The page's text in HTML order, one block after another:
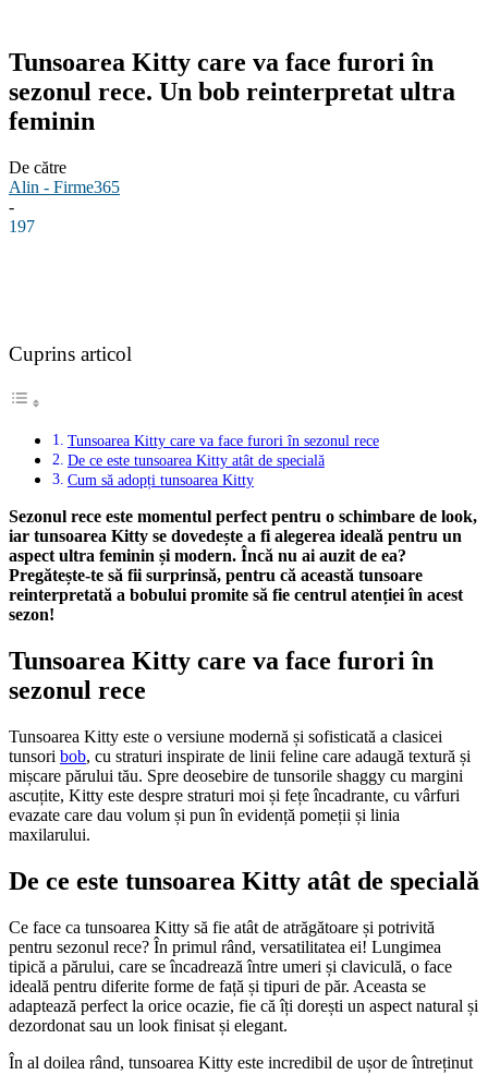
Tunsoarea Kitty care va face furori în
sezonul rece. Un bob reinterpretat ultra
feminin
De către
Alin - Firme365
-
197
Cuprins articol
Tunsoarea Kitty care va face furori în sezonul rece
De ce este tunsoarea Kitty atât de specială
Cum să adopți tunsoarea Kitty
Sezonul rece este momentul perfect pentru o schimbare de look,
iar tunsoarea Kitty se dovedește a fi alegerea ideală pentru un
aspect ultra feminin și modern. Încă nu ai auzit de ea?
Pregătește-te să fii surprinsă, pentru că această tunsoare
reinterpretată a bobului promite să fie centrul atenției în acest
sezon!
Tunsoarea Kitty care va face furori în
sezonul rece
Tunsoarea Kitty este o versiune modernă și sofisticată a clasicei
tunsori bob, cu straturi inspirate de linii feline care adaugă textură și
mișcare părului tău. Spre deosebire de tunsorile shaggy cu margini
ascuțite, Kitty este despre straturi moi și fețe încadrante, cu vârfuri
evazate care dau volum și pun în evidență pomeții și linia
maxilarului.
De ce este tunsoarea Kitty atât de specială
Ce face ca tunsoarea Kitty să fie atât de atrăgătoare și potrivită
pentru sezonul rece? În primul rând, versatilitatea ei! Lungimea
tipică a părului, care se încadrează între umeri și claviculă, o face
ideală pentru diferite forme de față și tipuri de păr. Aceasta se
adaptează perfect la orice ocazie, fie că îți dorești un aspect natural și
dezordonat sau un look finisat și elegant.
În al doilea rând, tunsoarea Kitty este incredibil de ușor de întreținut